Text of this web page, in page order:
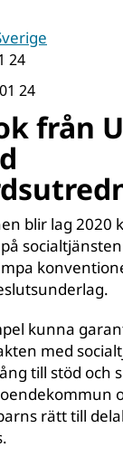
24
24
från
blir lag 2020
kunna
med
till stöd och
rätt till